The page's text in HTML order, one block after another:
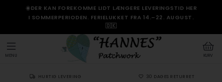
☀️DER KAN FOREKOMME LIDT LÆNGERE LEVERINGSTID HER
I SOMMERPERIODEN. FERIELUKKET FRA 14.–22. AUGUST.
🇩🇰
KURV
MENU
HURTIG LEVERING 30 DAGES RETURRET